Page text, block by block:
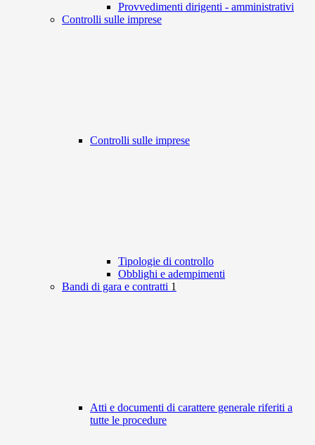
Provvedimenti dirigenti - amministrativi
Controlli sulle imprese
Controlli sulle imprese
Tipologie di controllo
Obblighi e adempimenti
Bandi di gara e contratti 1
Atti e documenti di carattere generale riferiti a
tutte le procedure